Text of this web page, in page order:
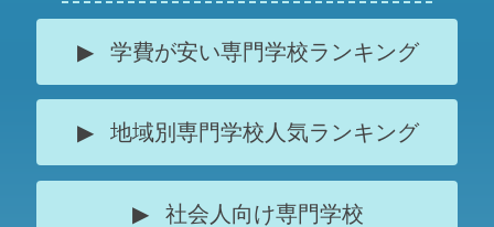
学費が安い専門学校ランキング
地域別専門学校人気ランキング
社会人向け専門学校